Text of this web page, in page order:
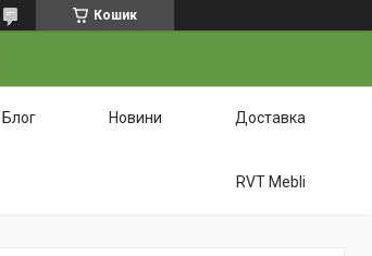
Кошик
Блог Новини Доставка
RVT Mebli